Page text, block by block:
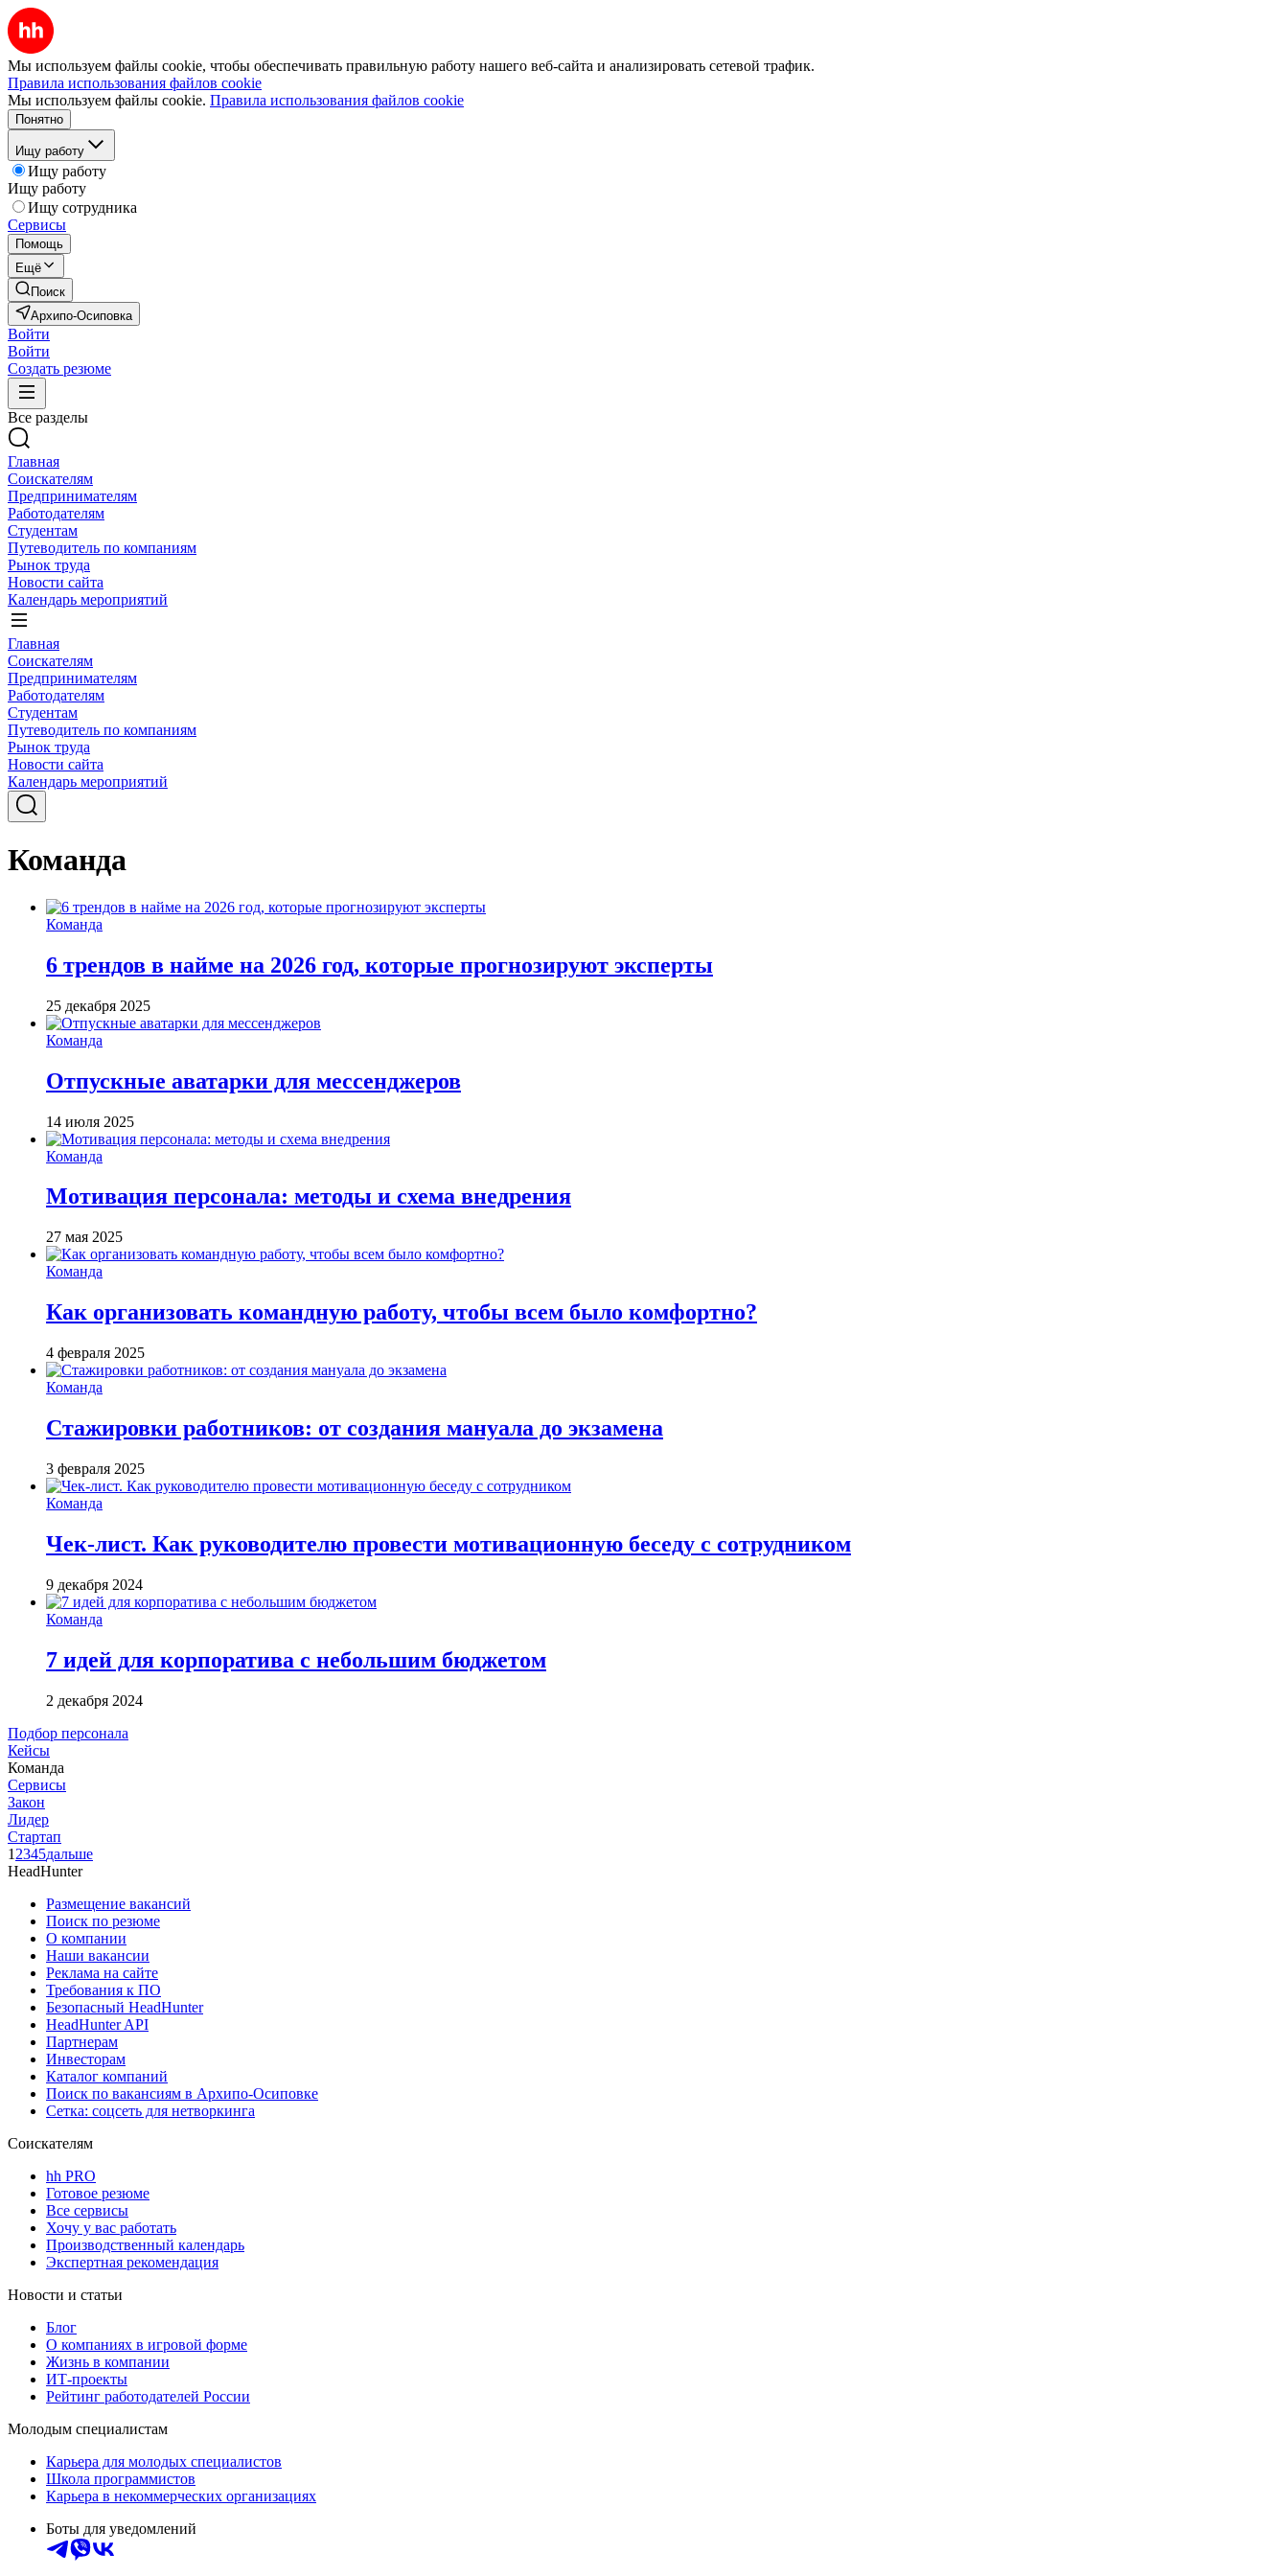
Мы используем файлы cookie, чтобы обеспечивать правильную работу нашего веб-сайта и анализировать сетевой трафик.
Правила использования файлов cookie
Мы используем файлы cookie. Правила использования файлов cookie
Понятно
Ищу работу
Ищу работу
Ищу работу
Ищу сотрудника
Сервисы
Помощь
Ещё
Поиск
Архипо-Осиповка
Войти
Войти
Создать резюме
Все разделы
Главная
Соискателям
Предпринимателям
Работодателям
Студентам
Путеводитель по компаниям
Рынок труда
Новости сайта
Календарь мероприятий
Главная
Соискателям
Предпринимателям
Работодателям
Студентам
Путеводитель по компаниям
Рынок труда
Новости сайта
Календарь мероприятий
Команда
Команда
6 трендов в найме на 2026 год, которые прогнозируют эксперты
25 декабря 2025
Команда
Отпускные аватарки для мессенджеров
14 июля 2025
Команда
Мотивация персонала: методы и схема внедрения
27 мая 2025
Команда
Как организовать командную работу, чтобы всем было комфортно?
4 февраля 2025
Команда
Стажировки работников: от создания мануала до экзамена
3 февраля 2025
Команда
Чек-лист. Как руководителю провести мотивационную беседу с сотрудником
9 декабря 2024
Команда
7 идей для корпоратива с небольшим бюджетом
2 декабря 2024
Подбор персонала
Кейсы
Команда
Сервисы
Закон
Лидер
Стартап
1 2345дальше
HeadHunter
Размещение вакансий
Поиск по резюме
О компании
Наши вакансии
Реклама на сайте
Требования к ПО
Безопасный HeadHunter
HeadHunter API
Партнерам
Инвесторам
Каталог компаний
Поиск по вакансиям в Архипо-Осиповке
Сетка: соцсеть для нетворкинга
Соискателям
hh PRO
Готовое резюме
Все сервисы
Хочу у вас работать
Производственный календарь
Экспертная рекомендация
Новости и статьи
Блог
О компаниях в игровой форме
Жизнь в компании
ИТ-проекты
Рейтинг работодателей России
Молодым специалистам
Карьера для молодых специалистов
Школа программистов
Карьера в некоммерческих организациях
Боты для уведомлений